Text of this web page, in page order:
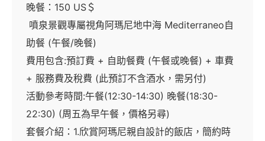
晚餐：150 US＄
噴泉景觀專屬視角阿瑪尼地中海 Mediterraneo自
助餐 (午餐/晚餐)
費用包含:預訂費 + 自助餐費 (午餐或晚餐) + 車費
+ 服務費及稅費 (此預訂不含酒水，需另付)
活動參考時間:午餐(12:30-14:30) 晚餐(18:30-
22:30) (周五為早午餐，價格另尋)
套餐介紹：1.欣賞阿瑪尼親自設計的飯店，簡約時